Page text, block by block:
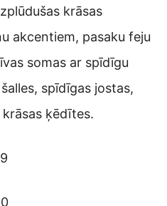
krāsas
akcentiem, pasaku feju
somas ar spīdīgu
spīdīgas jostas,
ķēdītes.